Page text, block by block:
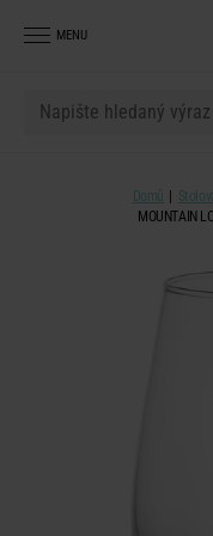
MENU
Domů
MOUNTAIN